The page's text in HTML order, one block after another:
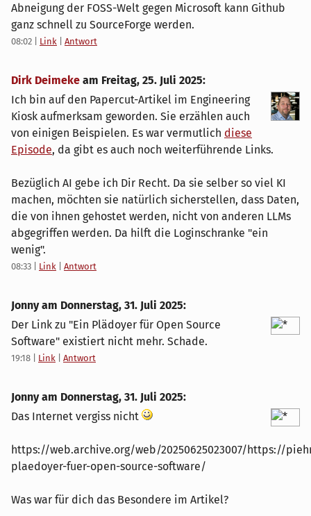
Abneigung der FOSS-Welt gegen Microsoft kann Github
ganz schnell zu SourceForge werden.
08:02 Link Antwort
Dirk Deimeke am Freitag, 25. Juli 2025:
Ich bin auf den Papercut-Artikel im Engineering
Kiosk aufmerksam geworden. Sie erzählen auch
von einigen Beispielen. Es war vermutlich diese
Episode, da gibt es auch noch weiterführende Links.
Bezüglich AI gebe ich Dir Recht. Da sie selber so viel KI
machen, möchten sie natürlich sicherstellen, dass Daten,
die von ihnen gehostet werden, nicht von anderen LLMs
abgegriffen werden. Da hilft die Loginschranke "ein
wenig".
08:33 Link Antwort
Jonny am Donnerstag, 31. Juli 2025:
Der Link zu "Ein Plädoyer für Open Source
Software" existiert nicht mehr. Schade.
19:18 Link Antwort
Jonny am Donnerstag, 31. Juli 2025:
Das Internet vergiss nicht
https://web.archive.org/web/20250625023007/https://
plaedoyer-fuer-open-source-software/
Was war für dich das Besondere im Artikel?